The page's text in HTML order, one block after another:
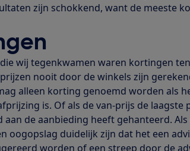
zijn schokkend, want de meeste
wij tegenkwamen waren kortingen
nooit door de winkels zijn
alleen korting genoemd worden als
is. Of als de van-prijs de laagste
de aanbieding heeft gehanteerd. Als
oogopslag duidelijk zijn dat het een
worden of een streep door de